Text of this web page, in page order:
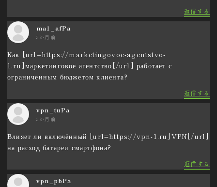
返信する
ma1_afPa
3か月前
Как [url=https://marketingovoe-agentstvo-
1.ru]маркетинговое агентство[/url] работает с
ограниченным бюджетом клиента?
返信する
vpn_tuPa
3か月前
Влияет ли включённый [url=https://vpn-1.ru]VPN[/url]
на расход батареи смартфона?
返信する
vpn_pbPa